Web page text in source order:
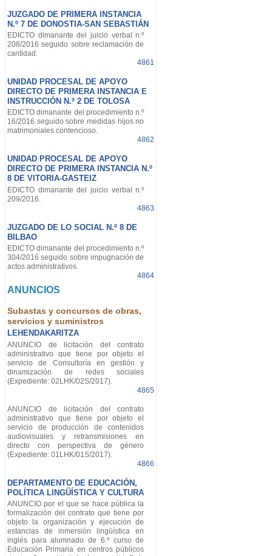
JUZGADO DE PRIMERA INSTANCIA
N.º 7 DE DONOSTIA-SAN SEBASTIÁN
EDICTO dimanante del juicio verbal n.º
208/2016 seguido sobre reclamación de
cantidad.
4861
UNIDAD PROCESAL DE APOYO
DIRECTO DE PRIMERA INSTANCIA E
INSTRUCCIÓN N.º 2 DE TOLOSA
EDICTO dimanante del procedimiento n.º
16/2016 seguido sobre medidas hijos no
matrimoniales contencioso.
4862
UNIDAD PROCESAL DE APOYO
DIRECTO DE PRIMERA INSTANCIA N.º
8 DE VITORIA-GASTEIZ
EDICTO dimanante del juicio verbal n.º
209/2016.
4863
JUZGADO DE LO SOCIAL N.º 8 DE
BILBAO
EDICTO dimanante del procedimiento n.º
304/2016 seguido sobre impugnación de
actos administrativos.
4864
ANUNCIOS
Subastas y concursos de obras,
servicios y suministros
LEHENDAKARITZA
ANUNCIO de licitación del contrato
administrativo que tiene por objeto el
servicio de Consultoría en gestión y
dinamización de redes sociales
(Expediente: 02LHK/02S/2017).
4865
ANUNCIO de licitación del contrato
administrativo que tiene por objeto el
servicio de producción de contenidos
audiovisuales y retransmisiones en
directo con perspectiva de género
(Expediente: 01LHK/01S/2017).
4866
DEPARTAMENTO DE EDUCACIÓN,
POLÍTICA LINGÜÍSTICA Y CULTURA
ANUNCIO por el que se hace pública la
formalización del contrato que tiene por
objeto la organización y ejecución de
estancias de inmersión lingüística en
inglés para alumnado de 6.º curso de
Educación Primaria en centros públicos